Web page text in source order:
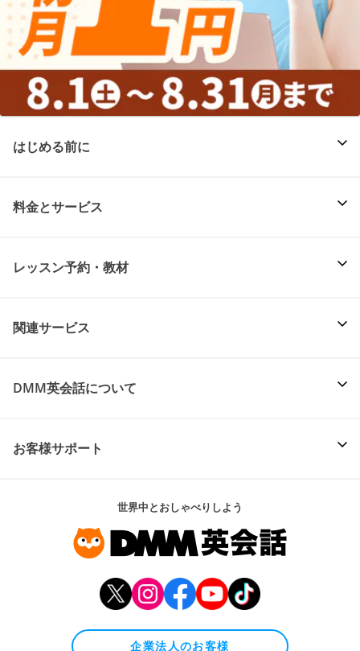
はじめる前に
料金とサービス
レッスン予約・教材
関連サービス
DMM英会話について
お客様サポート
世界中とおしゃべりしよう
企業法人のお客様